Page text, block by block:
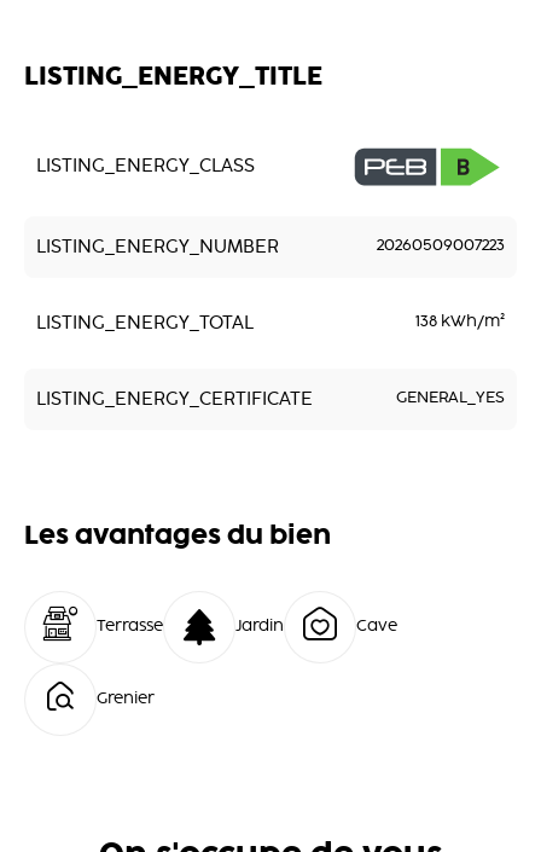
LISTING_ENERGY_TITLE
LISTING_ENERGY_CLASS
LISTING_ENERGY_NUMBER 20260509007223
LISTING_ENERGY_TOTAL 138 kWh/m²
LISTING_ENERGY_CERTIFICATE GENERAL_YES
Les avantages du bien
Terrasse Jardin Cave
Grenier